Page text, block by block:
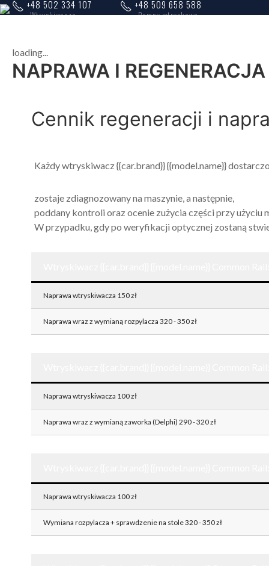
+48 502 334 107
Wtryskiwacze
+48 509 658 588
Pompy wtryskowe
loading...
NAPRAWA I
Cennik regeneracji i
Każdy wtryskiwacz {{car.brand}} {{model.name}}
zostaje zdiagnozowany na maszynie, a następnie,
poddany kontroli oraz ocenie zużycia części przy użyciu
W przypadku, gdy po weryfikacji optycznej zostaną
Naprawa wtryskiwacza 150 zł
Naprawa wraz z wymianą rozpylacza 320 - 350 zł
Naprawa wtryskiwacza 100 zł
Naprawa wraz z wymianą zaworka (Delphi) 290 - 320 zł
Naprawa wtryskiwacza 100 zł
Wymiana rozpylacza + sprawdzenie na stole 320 - 350 zł